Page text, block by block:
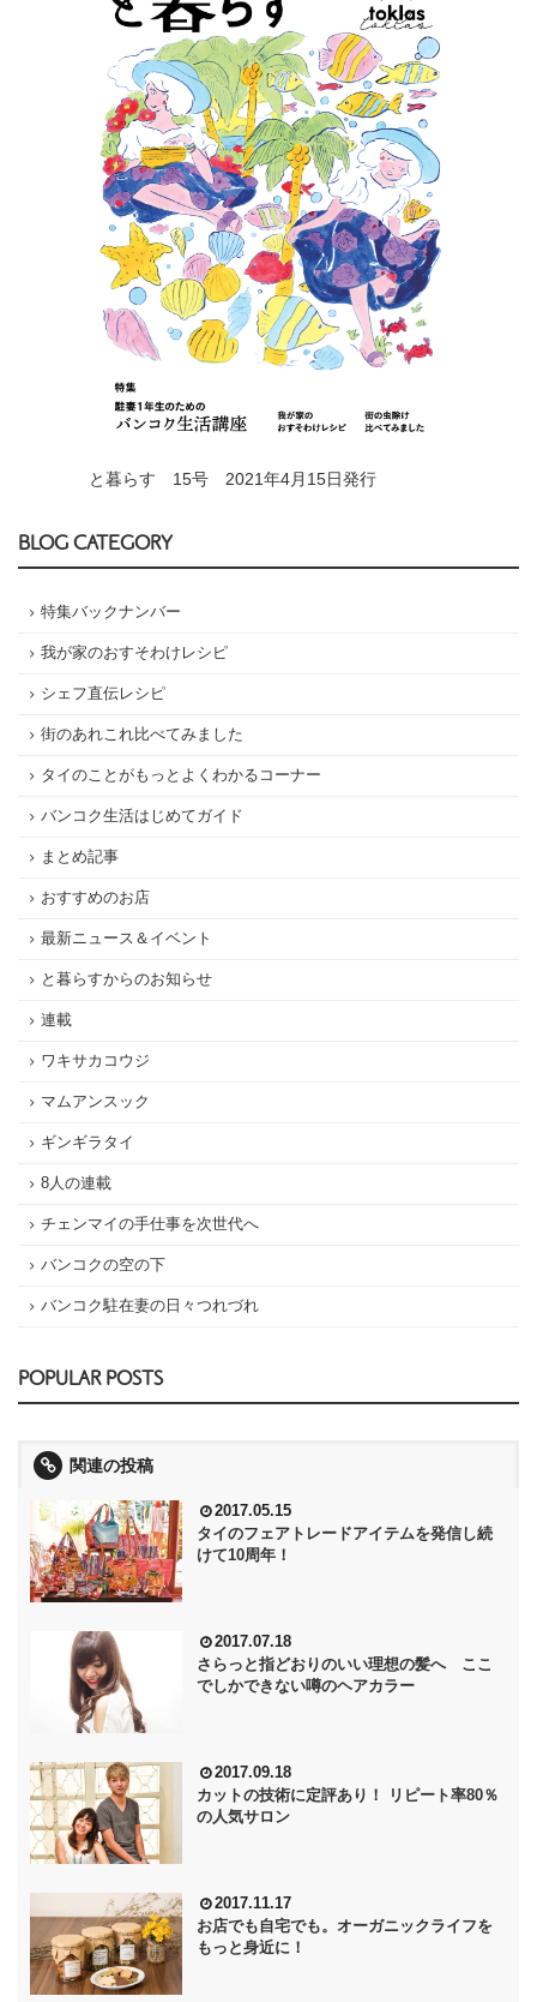
と暮らす 15号 2021年4月15日発行
BLOG CATEGORY
特集バックナンバー
我が家のおすそわけレシピ
シェフ直伝レシピ
街のあれこれ比べてみました
タイのことがもっとよくわかるコーナー
バンコク生活はじめてガイド
まとめ記事
おすすめのお店
最新ニュース＆イベント
と暮らすからのお知らせ
連載
ワキサカコウジ
マムアンスック
ギンギラタイ
8人の連載
チェンマイの手仕事を次世代へ
バンコクの空の下
バンコク駐在妻の日々つれづれ
POPULAR POSTS
関連の投稿
2017.05.15
タイのフェアトレードアイテムを発信し続
けて10周年！
2017.07.18
さらっと指どおりのいい理想の髪へ ここ
でしかできない噂のヘアカラー
2017.09.18
カットの技術に定評あり！ リピート率80％
の人気サロン
2017.11.17
お店でも自宅でも。オーガニックライフを
もっと身近に！